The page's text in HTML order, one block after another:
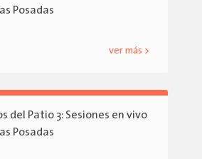
Posadas
ver más >
del Patio 3: Sesiones en vivo
Posadas